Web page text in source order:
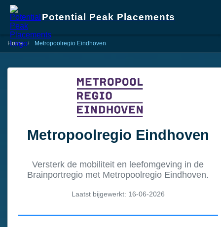
Potential Peak Placements
Home Metropoolregio Eindhoven
Metropoolregio Eindhoven
Versterk de mobiliteit en leefomgeving in de
Brainportregio met Metropoolregio Eindhoven.
Laatst bijgewerkt: 16-06-2026